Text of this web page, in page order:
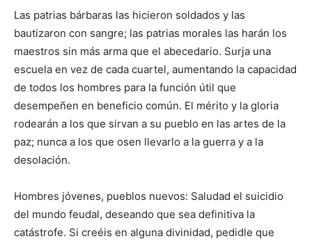
Las patrias bárbaras las hicieron soldados y las
bautizaron con sangre; las patrias morales las harán los
maestros sin más arma que el abecedario. Surja una
escuela en vez de cada cuartel, aumentando la capacidad
de todos los hombres para la función útil que
desempeñen en beneficio común. El mérito y la gloria
rodearán a los que sirvan a su pueblo en las artes de la
paz; nunca a los que osen llevarlo a la guerra y a la
desolación.
Hombres jóvenes, pueblos nuevos: Saludad el suicidio
del mundo feudal, deseando que sea definitiva la
catástrofe. Si creéis en alguna divinidad, pedidle que